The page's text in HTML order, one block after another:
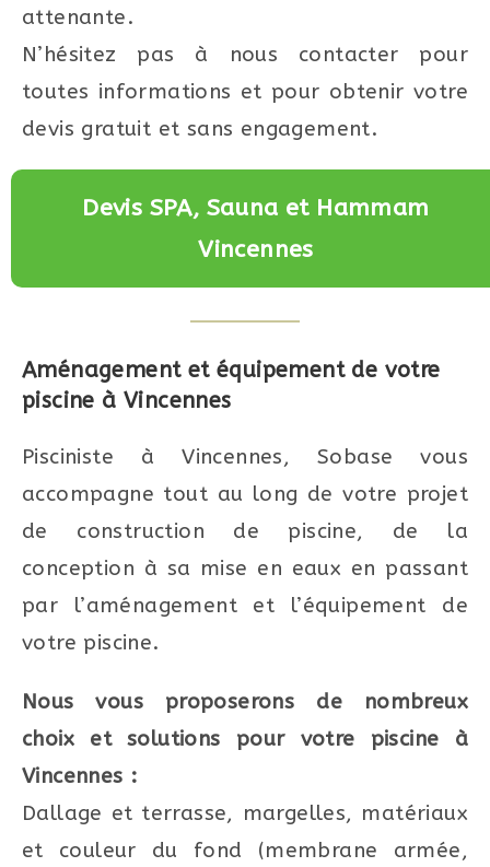
attenante.
N’hésitez pas à nous contacter pour
toutes informations et pour obtenir votre
devis gratuit et sans engagement.
Devis SPA, Sauna et Hammam
Vincennes
Aménagement et équipement de votre
piscine à Vincennes
Pisciniste à Vincennes, Sobase vous
accompagne tout au long de votre projet
de construction de piscine, de la
conception à sa mise en eaux en passant
par l’aménagement et l’équipement de
votre piscine.
Nous vous proposerons de nombreux
choix et solutions pour votre piscine à
Vincennes :
Dallage et terrasse, margelles, matériaux
et couleur du fond (membrane armée,